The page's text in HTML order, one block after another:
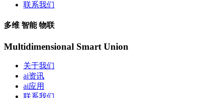
联系我们
多维 智能 物联
Multidimensional Smart Union
关于我们
ai资讯
ai应用